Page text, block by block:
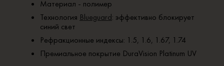
Материал - полимер
Технология Blueguard: эффективно блокирует
синий свет
Рефракционные индексы: 1.5, 1.6, 1.67, 1.74
Премиальное покрытие DuraVision Platinum UV